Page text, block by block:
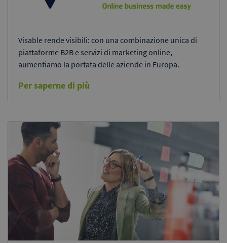
Visable rende visibili: con una combinazione unica di
piattaforme B2B e servizi di marketing online,
aumentiamo la portata delle aziende in Europa.
Per saperne di più